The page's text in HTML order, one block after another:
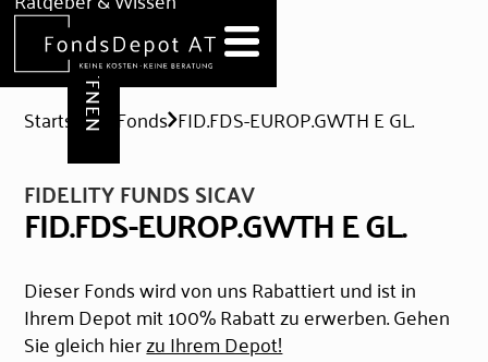
Hilfe & Formulare
DEPOT ERÖFFNEN
Startseite Fonds FID.FDS-EUROP.GWTH E GL.
FIDELITY FUNDS SICAV
FID.FDS-EUROP.GWTH E GL.
Dieser Fonds wird von uns Rabattiert und ist in
Ihrem Depot mit 100% Rabatt zu erwerben. Gehen
Sie gleich hierzu Ihrem Depot!